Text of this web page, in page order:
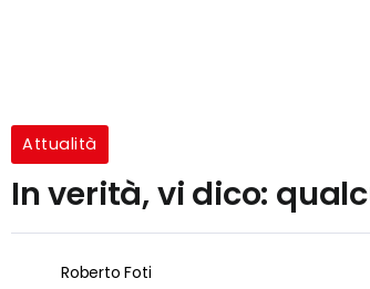
Attualità
In verità, vi dico:
Roberto Foti